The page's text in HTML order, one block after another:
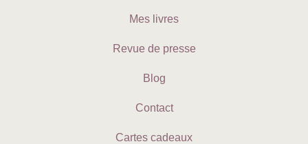
Mes livres
Revue de presse
Blog
Contact
Cartes cadeaux